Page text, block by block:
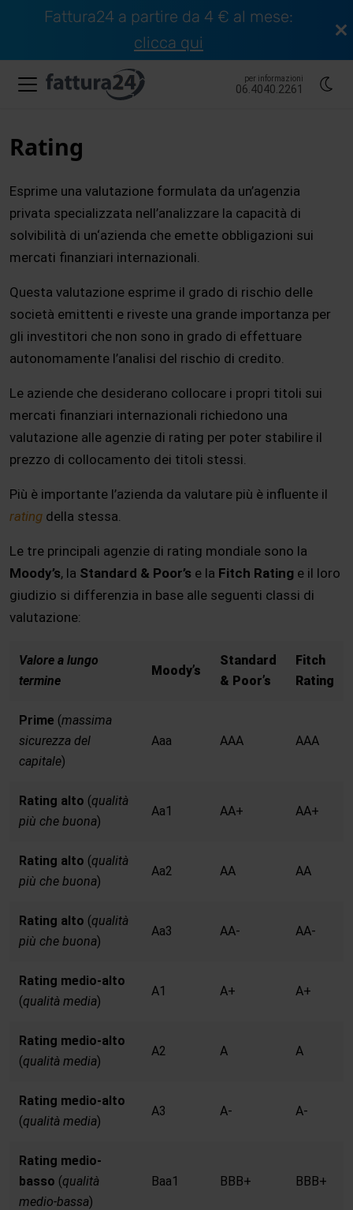
Fattura24 a partire da 4 € al mese:
clicca qui
per informazioni
06.4040.2261
Rating
Esprime una valutazione formulata da un’agenzia
privata specializzata nell’analizzare la capacità di
solvibilità di un‘azienda che emette obbligazioni sui
mercati finanziari internazionali.
Questa valutazione esprime il grado di rischio delle
società emittenti e riveste una grande importanza per
gli investitori che non sono in grado di effettuare
autonomamente l’analisi del rischio di credito.
Le aziende che desiderano collocare i propri titoli sui
mercati finanziari internazionali richiedono una
valutazione alle agenzie di rating per poter stabilire il
prezzo di collocamento dei titoli stessi.
Più è importante l’azienda da valutare più è influente il
rating della stessa.
Le tre principali agenzie di rating mondiale sono la
Moody’s, la Standard & Poor’s e la Fitch Rating e il loro
giudizio si differenzia in base alle seguenti classi di
valutazione:
Valore a lungo
termine
Moody’s
Standard
& Poor’s
Fitch
Rating
Prime (massima
sicurezza del
capitale)
Aaa AAA AAA
Rating alto (qualità
più che buona)
Aa1 AA+ AA+
Rating alto (qualità
più che buona)
Aa2 AA AA
Rating alto (qualità
più che buona)
Aa3 AA- AA-
Rating medio-alto
(qualità media)
A1 A+ A+
Rating medio-alto
(qualità media)
A2 A A
Rating medio-alto
(qualità media)
A3 A- A-
Rating medio-
basso (qualità
medio-bassa)
Baa1 BBB+ BBB+